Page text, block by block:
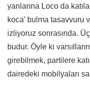
yanlarına Loco da
koca’ bulma tasavvuru
izliyoruz sonrasında.
budur. Öyle ki
girebilmek, partilere
dairedeki mobilyaları